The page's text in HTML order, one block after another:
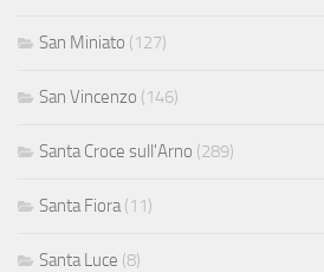
San Miniato (127)
San Vincenzo (146)
Santa Croce sull'Arno (289)
Santa Fiora (11)
Santa Luce (8)